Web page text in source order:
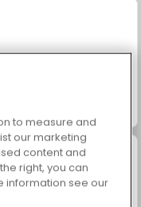
to measure and
our marketing
content and
right, you can
information see our